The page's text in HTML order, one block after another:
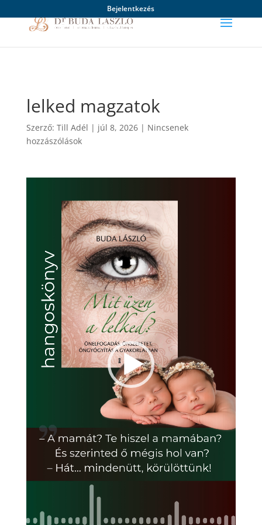
Bejelentkezés
lelked magzatok
Szerző: Till Adél | júl 8, 2026| Nincsenek
hozzászólások